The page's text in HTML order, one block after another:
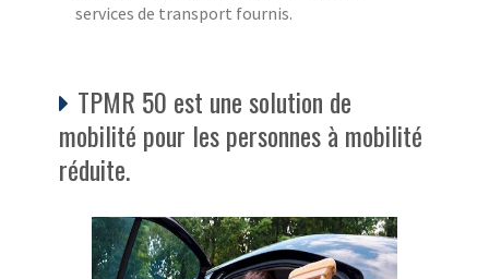
services de transport fournis.
TPMR 50 est une solution de
mobilité pour les personnes à mobilité
réduite.